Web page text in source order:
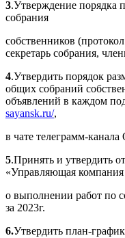
3.Утверждение порядка
собрания
собственников
секретарь собрания,
4.Утвердить порядок
общих собраний
объявлений в каждом
sayansk.ru/,
в чате телеграмм-
5.Принять и утвердить
«Управляющая
о выполнении работ по
за 2023г.
6.Утвердить план-